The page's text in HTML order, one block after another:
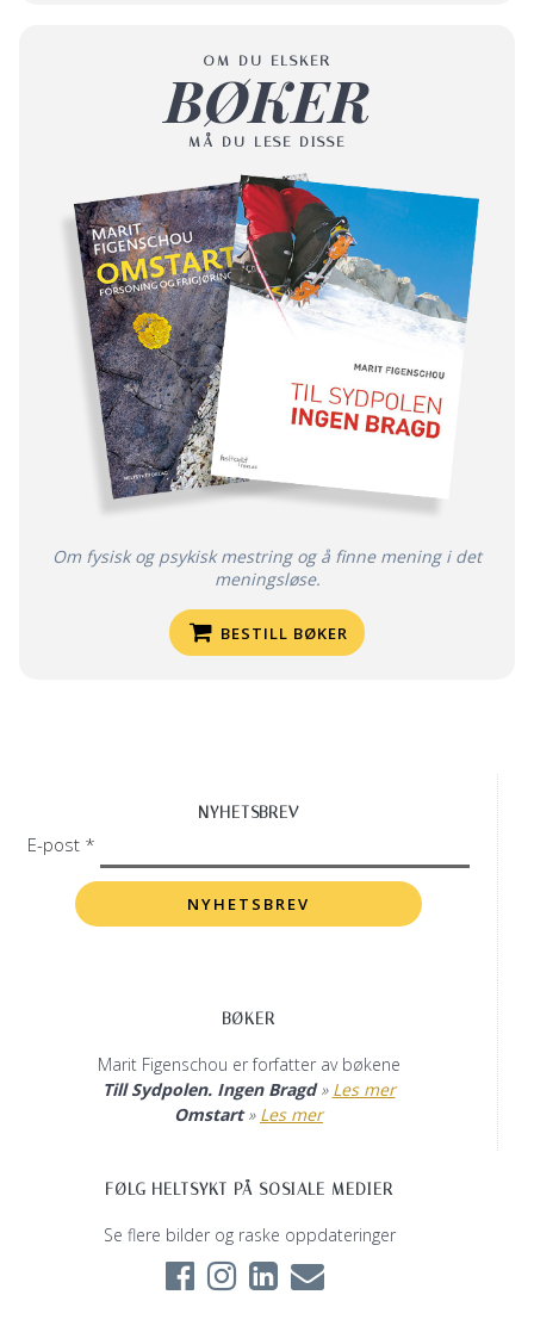
OM DU ELSKER
BØKER
MÅ DU LESE DISSE
Om fysisk og psykisk mestring og å finne mening i det
meningsløse.
BESTILL BØKER
NYHETSBREV
E-post *
BØKER
Marit Figenschou er forfatter av bøkene
Till Sydpolen. Ingen Bragd» Les mer
Omstart» Les mer
FØLG HELTSYKT PÅ SOSIALE MEDIER
Se flere bilder og raske oppdateringer